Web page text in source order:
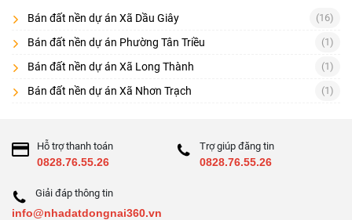
Tránh quyết định chỉ theo “giá rẻ”; hãy kiểm tra hồ sơ
Checklist 8 điểm
Pháp lý dự án & điều kiện chuyển nhượng
Tiến độ hạ tầng và bàn giao nền
Phí quản lý/duy tu nội khu
Hình thức thanh toán, sang tên
Bán đất nền dự án Xã Dầu Giây (16)
Bán đất nền dự án Phường Tân Triều (1)
Bán đất nền dự án Xã Long Thành (1)
Bán đất nền dự án Xã Nhơn Trạch (1)
Hỗ trợ thanh toán
0828.76.55.26
Trợ giúp đăng tin
0828.76.55.26
Giải đáp thông tin
info@nhadatdongnai360.vn